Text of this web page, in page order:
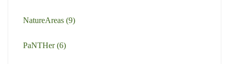
NatureAreas (9)
PaNTHer(6)